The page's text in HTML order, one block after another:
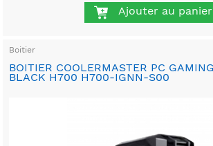
Ajouter au panier
Boitier
BOITIER COOLERMASTER PC
BLACK H700 H700-IGNN-S00